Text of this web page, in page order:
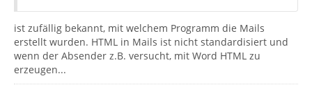
ist zufällig bekannt, mit welchem Programm die Mails
erstellt wurden. HTML in Mails ist nicht standardisiert und
wenn der Absender z.B. versucht, mit Word HTML zu
erzeugen...